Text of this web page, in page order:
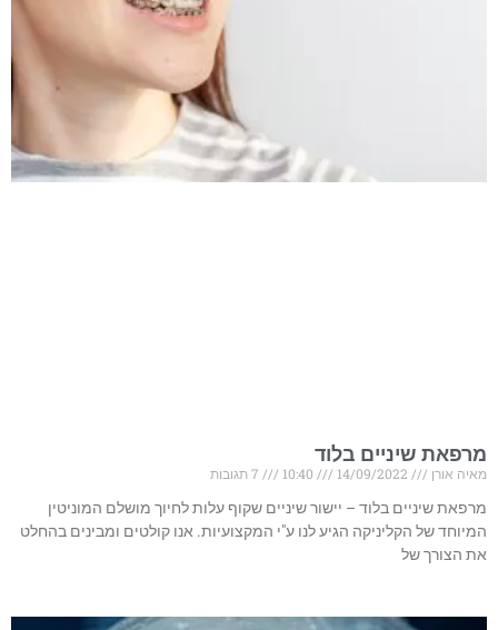
מרפאת שיניים בלוד
מאיה אורן
מרפאת שיניים בלוד – יישור שיניים שקוף עלות לחיוך מושלם המוניטין
המיוחד של הקליניקה הגיע לנו ע"י המקצועיות. אנו קולטים ומבינים בהחלט
את הצורך של